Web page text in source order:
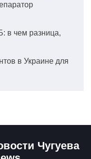
в чем разница,
в Украине для
Чугуева